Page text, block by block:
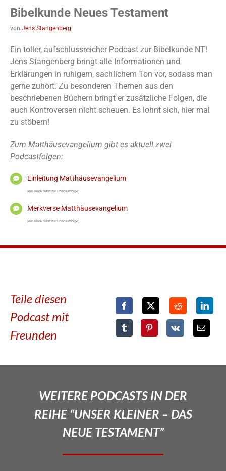
Bibelkunde Neues Testament
von Jens Stangenberg
Ein toller, aufschlussreicher Podcast zur Bibelkunde NT!
Jens Stangenberg bringt alle Informationen und
Erklärungen in ruhigem, sachlichem Ton vor, sodass man
gerne zuhört. Zu besonderen Themen aus den
beschriebenen Büchern bringt er zusätzliche Folgen, die
auch Kontroversen nicht scheuen. Es lohnt sich, hier mal
zu stöbern!
Zum Matthäusevangelium gibt es aktuell zwei
Podcastfolgen:
Einleitung Matthäusevangelium
(ein Klick führt zur Podcastfolge)
Merkverse Matthäusevangelium
(ein Klick führt zur Podcastfolge)
Teile diesen
Podcast mit
Freunden
WEITERE PODCASTS IN DER
REIHE “UNSER KLEINER – DAS
NEUE TESTAMENT”